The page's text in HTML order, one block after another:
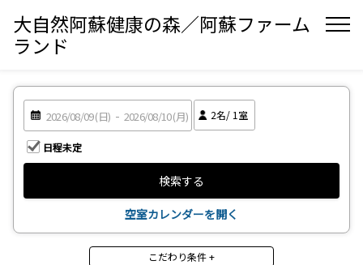
大自然阿蘇健康の森／阿蘇ファーム
ランド
日程未定
2名/ 1 室
検索する
空室カレンダーを開く
こだわり条件 +